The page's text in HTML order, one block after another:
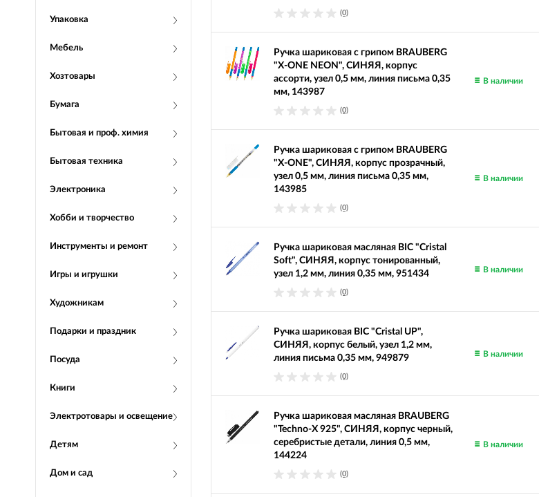
Упаковка
Мебель
Хозтовары
Бумага
Бытовая и проф. химия
Бытовая техника
Электроника
Хобби и творчество
Инструменты и ремонт
Игры и игрушки
Художникам
Подарки и праздник
Посуда
Книги
Электротовары и освещение
Детям
Дом и сад
(0)
Ручка шариковая с грипом BRAUBERG
"X-ONE NEON", СИНЯЯ, корпус
ассорти, узел 0,5 мм, линия письма 0,35
мм, 143987
(0)
В наличии
Ручка шариковая с грипом BRAUBERG
"X-ONE", СИНЯЯ, корпус прозрачный,
узел 0,5 мм, линия письма 0,35 мм,
143985
(0)
В наличии
Ручка шариковая масляная BIC "Cristal
Soft", СИНЯЯ, корпус тонированный,
узел 1,2 мм, линия 0,35 мм, 951434
(0)
В наличии
Ручка шариковая BIC "Cristal UP",
СИНЯЯ, корпус белый, узел 1,2 мм,
линия письма 0,35 мм, 949879
(0)
В наличии
Ручка шариковая масляная BRAUBERG
"Techno-X 925", СИНЯЯ, корпус черный,
серебристые детали, линия 0,5 мм,
144224
(0)
В наличии